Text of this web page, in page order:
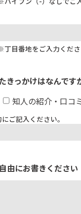
丁目番地をご入力くださ
きっかけはなんです
知人の紹介・口コ
ご記入ください。
由にお書きください